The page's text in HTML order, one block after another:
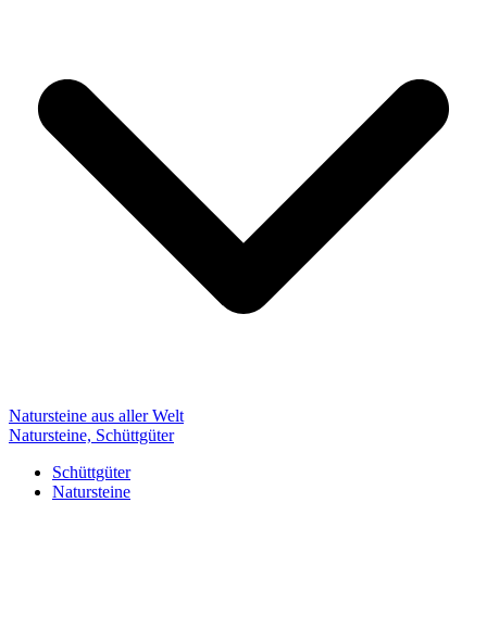
Natursteine aus aller Welt
Natursteine, Schüttgüter
Schüttgüter
Natursteine